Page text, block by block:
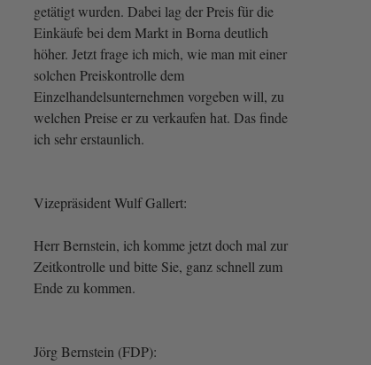
getätigt wurden. Dabei lag der Preis für die
Einkäufe bei dem Markt in Borna deutlich
höher. Jetzt frage ich mich, wie man mit einer
solchen Preiskontrolle dem
Einzelhandelsunternehmen vorgeben will, zu
welchen Preise er zu verkaufen hat. Das finde
ich sehr erstaunlich.
Vizepräsident Wulf Gallert:
Herr Bernstein, ich komme jetzt doch mal zur
Zeitkontrolle und bitte Sie, ganz schnell zum
Ende zu kommen.
Jörg Bernstein (FDP):